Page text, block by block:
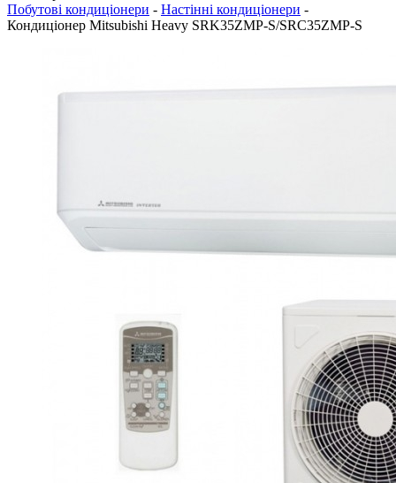
Побутові кондиціонери - Настінні кондиціонери -
Кондиціонер Mitsubishi Heavy SRK35ZMP-S/SRC35ZMP-S